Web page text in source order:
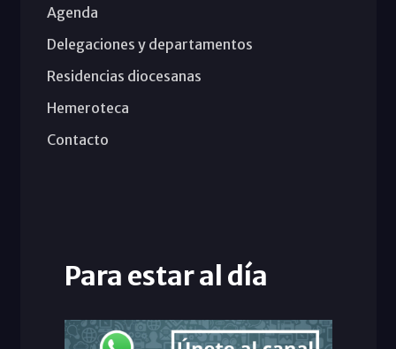
Agenda
Delegaciones y departamentos
Residencias diocesanas
Hemeroteca
Contacto
Para estar al día